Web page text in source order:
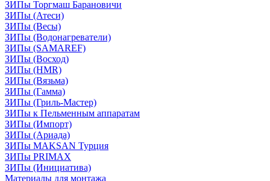
ЗИПы Торгмаш Барановичи
ЗИПы (Атеси)
ЗИПы (Весы)
ЗИПы (Водонагреватели)
ЗИПы (SAMAREF)
ЗИПы (Восход)
ЗИПы (HMR)
ЗИПы (Вязьма)
ЗИПы (Гамма)
ЗИПы (Гриль-Мастер)
ЗИПы к Пельменным аппаратам
ЗИПы (Импорт)
ЗИПы (Ариада)
ЗИПы MAKSAN Турция
ЗИПы PRIMAX
ЗИПы (Инициатива)
Материалы для монтажа